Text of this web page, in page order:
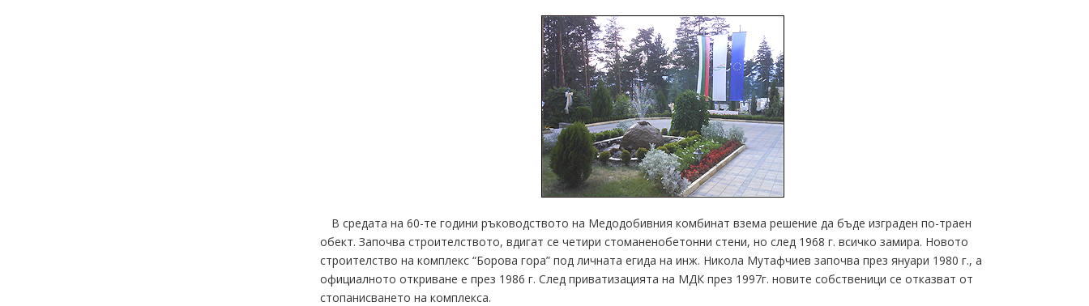
В средата на 60-те години ръководството на Медодобивния комбинат взема решение да бъде изграден по-траен
обект. Започва строителството, вдигат се четири стоманенобетонни стени, но след 1968 г. всичко замира. Новото
строителство на комплекс “Борова гора” под личната егида на инж. Никола Мутафчиев започва през януари 1980 г., а
официалното откриване е през 1986 г. След приватизацията на МДК през 1997г. новите собственици се отказват от
стопанисването на комплекса.